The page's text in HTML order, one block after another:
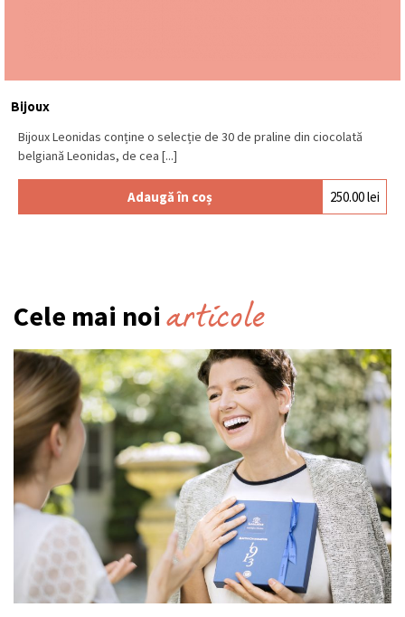
Bijoux
Bijoux Leonidas conține o selecție de 30 de praline din ciocolată
belgiană Leonidas, de cea [...]
Adaugă în coș 250.00lei
Cele mai noi articole